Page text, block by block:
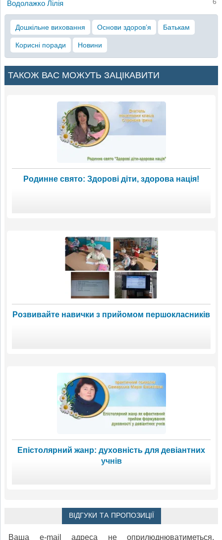
Водолажко Лілія 6
Дошкільне виховання Основи здоров’я Батькам
Корисні поради Новини
ТАКОЖ ВАС МОЖУТЬ ЗАЦІКАВИТИ
Родинне свято: Здорові діти, здорова нація!
Розвивайте навички з прийомом першокласників
Епістолярний жанр: духовність для девіантних
учнів
ВІДГУКИ ТА ПРОПОЗИЦІЇ
Ваша e-mail адреса не оприлюднюватиметься.